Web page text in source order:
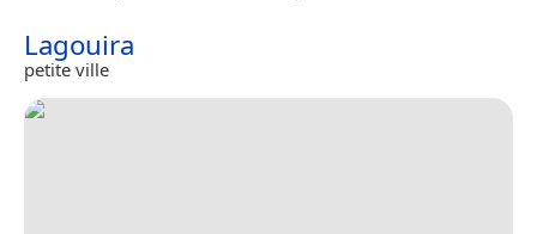
Lagouira
petite ville